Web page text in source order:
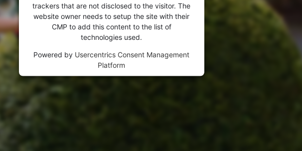
trackers that are not disclosed to the visitor. The
website owner needs to setup the site with their
CMP to add this content to the list of
technologies used.
Powered by Usercentrics Consent Management
Platform